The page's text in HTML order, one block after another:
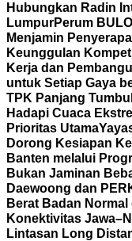
Hubungkan Radin
LumpurPerum
Menjamin
Keunggulan
Kerja dan
untuk Setiap Gaya
TPK Panjang
Hadapi Cuaca
Prioritas Utama
Dorong Kesiapan
Banten melalui
Bukan Jaminan
Daewoong dan
Berat Badan
Konektivitas
Lintasan Long